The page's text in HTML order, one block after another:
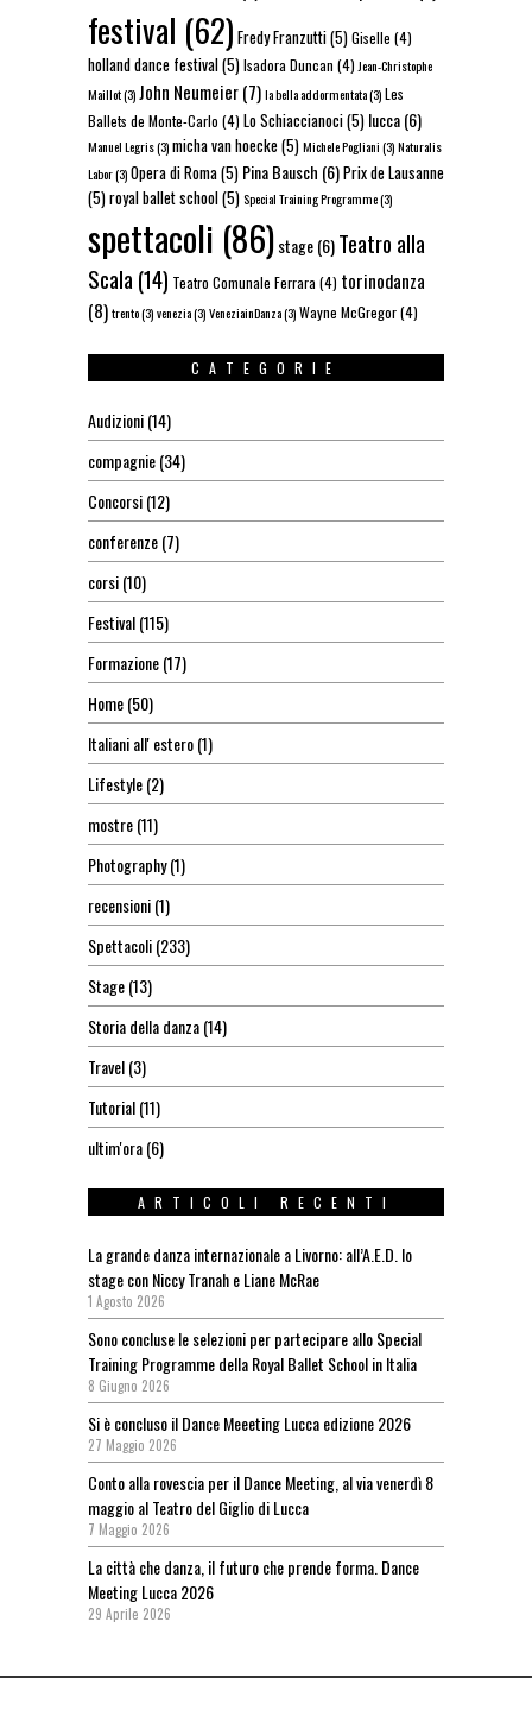
festival (62) Fredy Franzutti(5)Giselle (4)
holland dance festival(5)Isadora Duncan (4) Jean-Christophe
Maillot(3)John Neumeier(7)la bella addormentata(3)Les
Ballets de Monte-Carlo (4) Lo Schiaccianoci(5) lucca(6)
Manuel Legris(3)micha van hoecke(5)Michele Pogliani(3)Naturalis
Labor(3)Opera di Roma(5) Pina Bausch (6)Prix de Lausanne
(5)royal ballet school(5)Special Training Programme(3)
spettacoli (86)stage(6)Teatro alla
Scala (14) Teatro Comunale Ferrara (4) torinodanza
(8)trento(3)venezia(3)VeneziainDanza(3)Wayne McGregor(4)
CATEGORIE
Audizioni(14)
compagnie(34)
Concorsi(12)
conferenze(7)
corsi(10)
Festival(115)
Formazione(17)
Home(50)
Italiani all' estero(1)
Lifestyle(2)
mostre(11)
Photography(1)
recensioni(1)
Spettacoli(233)
Stage(13)
Storia della danza(14)
Travel(3)
Tutorial(11)
ultim'ora(6)
ARTICOLI RECENTI
La grande danza internazionale a Livorno: all’A.E.D. lo
stage con Niccy Tranah e Liane McRae
1 Agosto 2026
Sono concluse le selezioni per partecipare allo Special
Training Programme della Royal Ballet School in Italia
8 Giugno 2026
Si è concluso il Dance Meeeting Lucca edizione 2026
27 Maggio 2026
Conto alla rovescia per il Dance Meeting, al via venerdì 8
maggio al Teatro del Giglio di Lucca
7 Maggio 2026
La città che danza, il futuro che prende forma. Dance
Meeting Lucca 2026
29 Aprile 2026